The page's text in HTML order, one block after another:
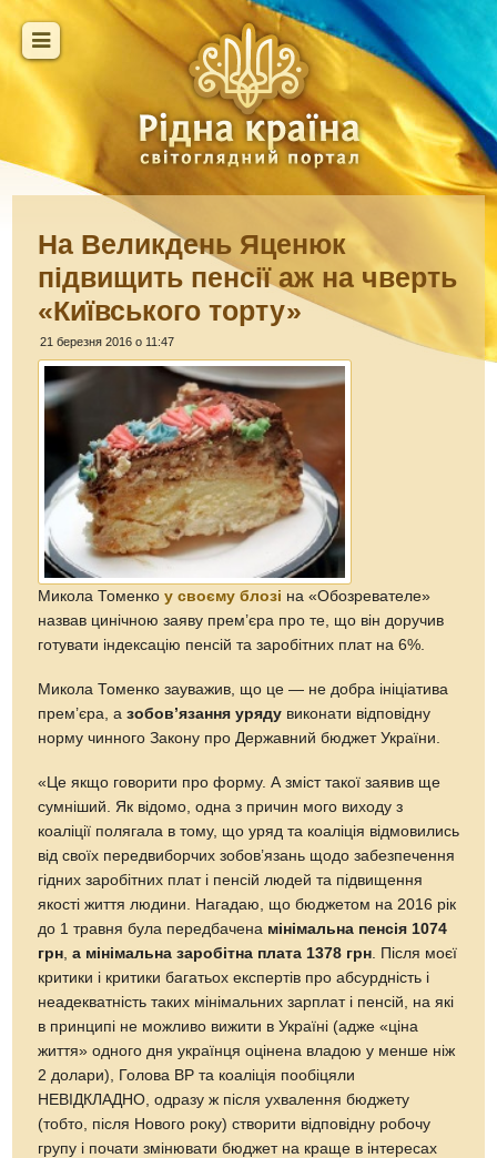
На Великдень Яценюк
підвищить пенсії аж на чверть
«Київського торту»
21 березня 2016 о 11:47
Микола Томенкоу своєму блозі на «Обозревателе»
назвав цинічною заяву прем’єра про те, що він доручив
готувати індексацію пенсій та заробітних плат на 6%.
Микола Томенко зауважив, що це — не добра ініціатива
прем’єра, азобов’язання уряду виконати відповідну
норму чинного Закону про Державний бюджет України.
«Це якщо говорити про форму. А зміст такої заявив ще
сумніший. Як відомо, одна з причин мого виходу з
коаліції полягала в тому, що уряд та коаліція відмовились
від своїх передвиборчих зобов’язань щодо забезпечення
гідних заробітних плат і пенсій людей та підвищення
якості життя людини. Нагадаю, що бюджетом на 2016 рік
до 1 травня була передбачена мінімальна пенсія 1074
грн ,а мінімальна заробітна плата 1378 грн . Після моєї
критики і критики багатьох експертів про абсурдність і
неадекватність таких мінімальних зарплат і пенсій, на які
в принципі не можливо вижити в Україні (адже «ціна
життя» одного дня українця оцінена владою у менше ніж
2 долари), Голова ВР та коаліція пообіцяли
НЕВІДКЛАДНО, одразу ж після ухвалення бюджету
(тобто, після Нового року) створити відповідну робочу
групу і почати змінювати бюджет на краще в інтересах